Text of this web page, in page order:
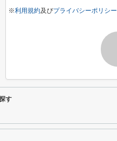
※利用規約及びプライバシーポリシー
す